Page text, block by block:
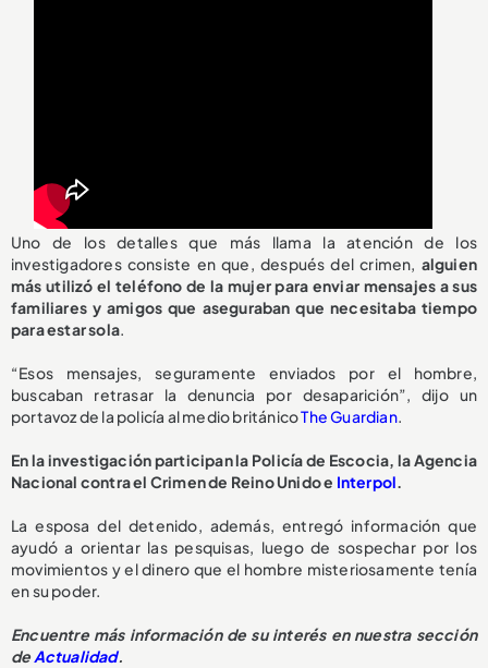
Uno de los detalles que más llama la atención de los
investigadores consiste en que, después del crimen, alguien
más utilizó el teléfono de la mujer para enviar mensajes a sus
familiares y amigos que aseguraban que necesitaba tiempo
para estar sola.
“Esos mensajes, seguramente enviados por el hombre,
buscaban retrasar la denuncia por desaparición”, dijo un
portavoz de la policía al medio británicoThe Guardian.
En la investigación participan la Policía de Escocia, la Agencia
Nacional contra el Crimen de Reino Unido e Interpol.
La esposa del detenido, además, entregó información que
ayudó a orientar las pesquisas, luego de sospechar por los
movimientos y el dinero que el hombre misteriosamente tenía
en su poder.
Encuentre más información de su interés en nuestra sección
deActualidad.